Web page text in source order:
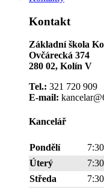
Kontakt
Základní škola
Ovčárecká 374
280 02, Kolín V
Tel.: 321 720 909
E-mail:
Kancelář
Pondělí
Úterý
Středa